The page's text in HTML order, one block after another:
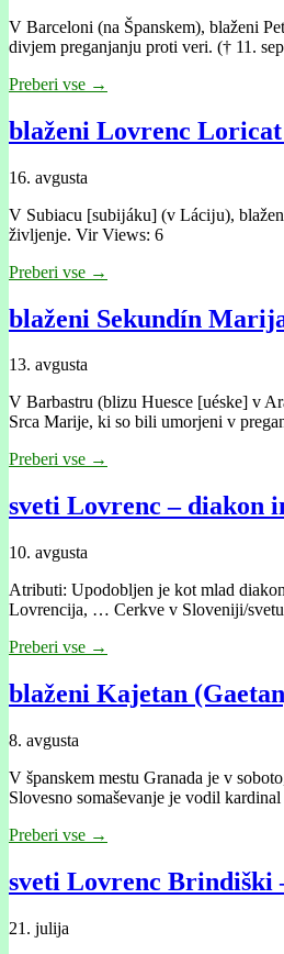
V Barceloni (na Španskem), blaženi
divjem preganjanju proti veri. († 11.
Preberi vse →
blaženi Lovrenc
16. avgusta
V Subiacu [subĳáku] (v Lácĳu),
življenje. Vir Views: 6
Preberi vse →
blaženi Sekundín
13. avgusta
V Barbastru (blizu Huesce [uéske] v
Srca Marije, ki so bili umorjeni v
Preberi vse →
sveti Lovrenc – diakon
10. avgusta
Atributi: Upodobljen je kot mlad
Lovrencija, … Cerkve v Sloveniji/
Preberi vse →
blaženi Kajetan
8. avgusta
V španskem mestu Granada je v
Slovesno somaševanje je vodil
Preberi vse →
sveti Lovrenc Brindiški
21. julija